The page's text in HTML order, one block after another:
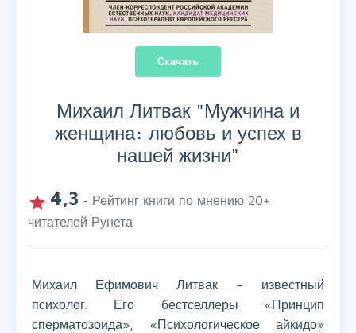
Скачать
Михаил Литвак "Мужчина и
женщина: любовь и успех в
нашей жизни"
grade 4,3 - Рейтинг книги по мнению 20+
читателей Рунета
Михаил Ефимович Литвак – известный
психолог. Его бестселлеры «Принцип
сперматозоида», «Психологическое айкидо»